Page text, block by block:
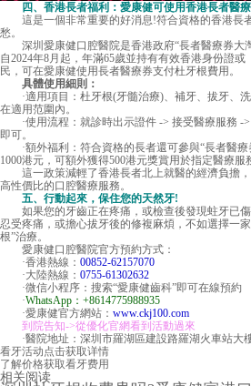
四、香港長者福利：愛康健可使用香港長者醫
這是一個非常重要的好消息!符合資格的香港長
愁。
深圳愛康健口腔醫院是香港政府“長者醫療券大灣
自2024年8月起，年滿65歲並持有有效香港身份證
民，可在愛康健使用長者醫療券支付杜牙根費用。
具體使用細則：
·適用項目：杜牙根(牙髓治療)、補牙、拔牙、洗
在適用范圍內。
·使用流程：就診時出示證件 -> 接受醫療服務 ->
即可。
·額外福利：符合資格的長者還可參與“長者醫療
1000港元，可額外獲得500港元獎賞用於指定醫療服
這一政策減輕了香港長者北上就醫的經濟負擔，
高性價比的口腔醫療服務。
五、行動起來，保住您的天然牙!
如果您的牙齒正在疼痛，或檢查後發現蛀牙已傷
忍受疼痛，或擔心拔牙後的修複麻煩，不如選擇一
根”治療。
愛康健口腔醫院官方預約方式：
·香港熱線： 00852-62157070
·大陸熱線： 0755-61302632
·微信小程序：搜索“愛康健齒科”即可在線預約
·WhatsApp：+8614775988935
·愛康健官方網站： www.ckj100.com
到院告知->從優化官網看到活動過來
·醫院地址：深圳市羅湖區建設路羅湖火車站大
看牙活动点击获取详情
了解价格获取看牙费用
相关阅读